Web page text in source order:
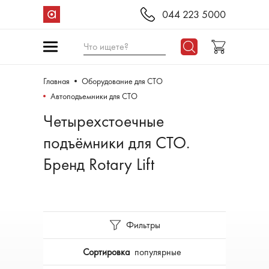
044 223 5000
Что ищете?
Главная
Оборудование для СТО
Aвтоподъемники для СТО
Четырехстоечные
подъёмники для СТО.
Бренд Rotary Lift
Фильтры
Сортировка популярные